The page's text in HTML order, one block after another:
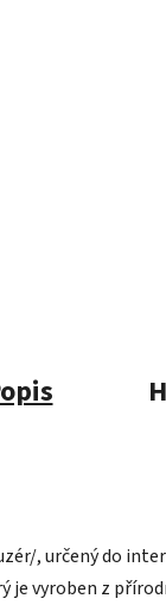
, určený do
je vyroben z